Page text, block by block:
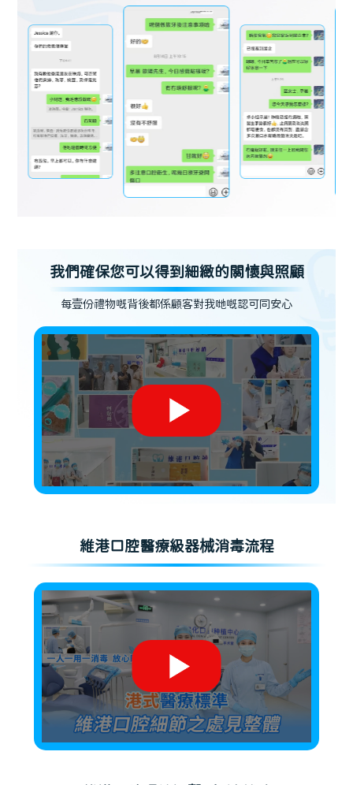
我們確保您可以得到細緻的關懷與照顧
每壹份禮物嘅背後都係顧客對我哋嘅認可同安心
維港口腔醫療級器械消毒流程